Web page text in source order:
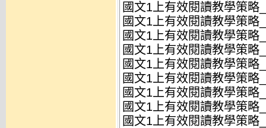
國文1上有效閱讀教學策略
國文1上有效閱讀教學策略
國文1上有效閱讀教學策略
國文1上有效閱讀教學策
國文1上有效閱讀教學策
國文1上有效閱讀教學策
國文1上有效閱讀教學策
國文1上有效閱讀教學策
國文1上有效閱讀教學策